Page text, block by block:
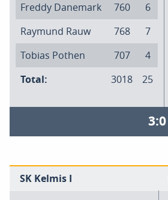
Freddy Danemark
760
6
Raymund Rauw
768
7
Tobias Pothen
707
4
Total:
3018 25
3:0
SK Kelmis I